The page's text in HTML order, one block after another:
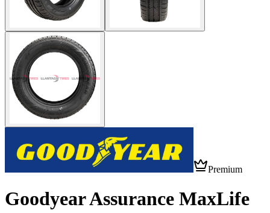
Premium
Goodyear Assurance MaxLife